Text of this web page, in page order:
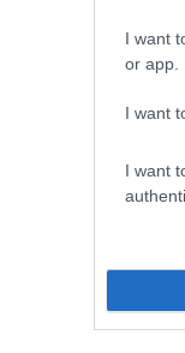
I want
or app.
I want
I want